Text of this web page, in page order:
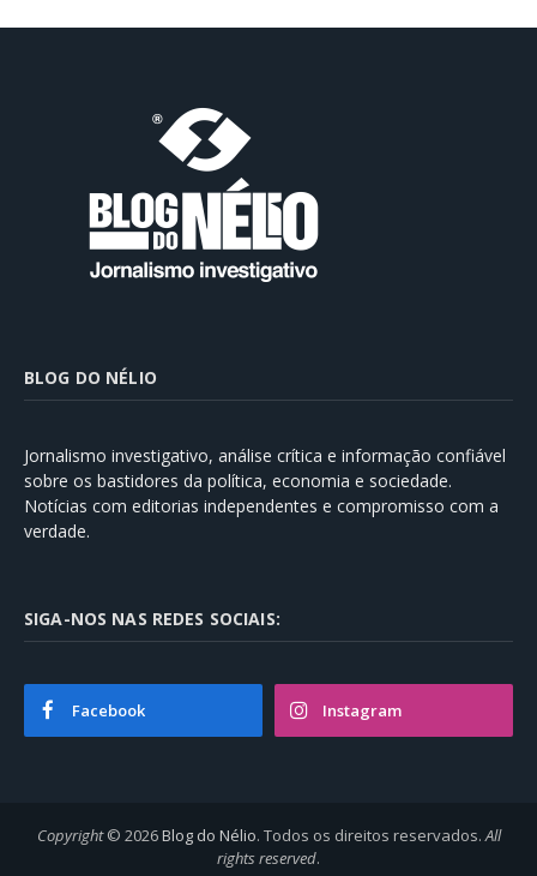
BLOG DO NÉLIO
Jornalismo investigativo, análise crítica e informação confiável
sobre os bastidores da política, economia e sociedade.
Notícias com editorias independentes e compromisso com a
verdade.
SIGA-NOS NAS REDES SOCIAIS:
Facebook Instagram
Copyright© 2026Blog do Nélio. Todos os direitos reservados. All
rights reserved.